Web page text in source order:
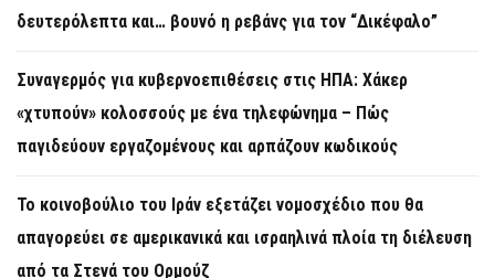
δευτερόλεπτα και… βουνό η ρεβάνς για τον “Δικέφαλο”
Συναγερμός για κυβερνοεπιθέσεις στις ΗΠΑ: Χάκερ
«χτυπούν» κολοσσούς με ένα τηλεφώνημα – Πώς
παγιδεύουν εργαζομένους και αρπάζουν κωδικούς
Το κοινοβούλιο του Ιράν εξετάζει νομοσχέδιο που θα
απαγορεύει σε αμερικανικά και ισραηλινά πλοία τη διέλευση
από τα Στενά του Ορμούζ